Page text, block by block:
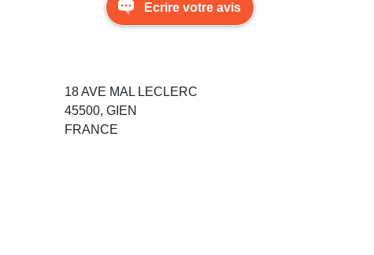
Ecrire votre avis
18 AVE MAL LECLERC
45500, GIEN
FRANCE